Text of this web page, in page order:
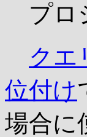
プロ
クエ
位付け
場合に